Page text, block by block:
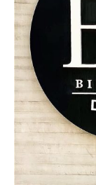
Bito
Feris